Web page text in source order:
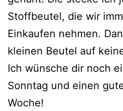
Stoffbeutel, die wir
Einkaufen nehmen.
kleinen Beutel auf
Ich wünsche dir noch
Sonntag und einen
Woche!